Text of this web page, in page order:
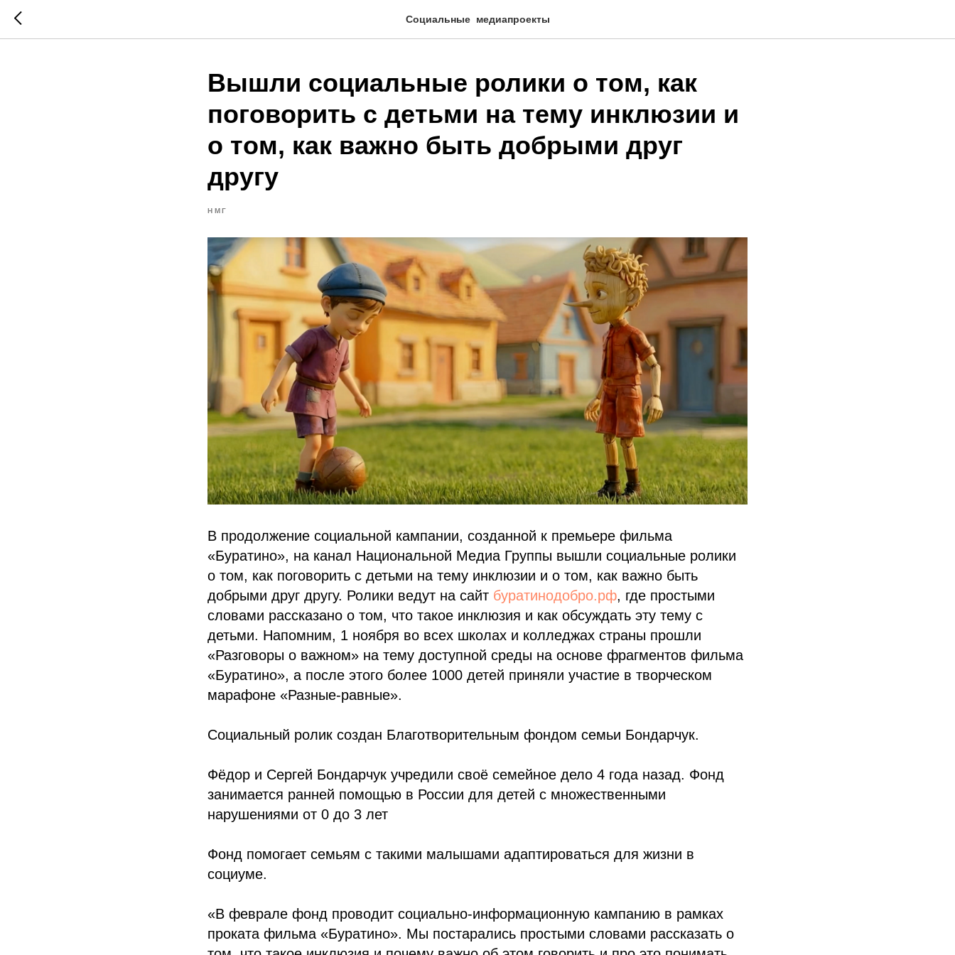
Социальные медиапроекты
Вышли социальные ролики о том, как
поговорить с детьми на тему инклюзии и
о том, как важно быть добрыми друг
другу
НМГ
В продолжение социальной кампании, созданной к премьере фильма
«Буратино», на канал Национальной Медиа Группы вышли социальные ролики
о том, как поговорить с детьми на тему инклюзии и о том, как важно быть
добрыми друг другу. Ролики ведут на сайт буратинодобро.рф, где простыми
словами рассказано о том, что такое инклюзия и как обсуждать эту тему с
детьми. Напомним, 1 ноября во всех школах и колледжах страны прошли
«Разговоры о важном» на тему доступной среды на основе фрагментов фильма
«Буратино», а после этого более 1000 детей приняли участие в творческом
марафоне «Разные-равные».
Социальный ролик создан Благотворительным фондом семьи Бондарчук.
Фёдор и Сергей Бондарчук учредили своë семейное дело 4 года назад. Фонд
занимается ранней помощью в России для детей с множественными
нарушениями от 0 до 3 лет
Фонд помогает семьям с такими малышами адаптироваться для жизни в
социуме.
«В феврале фонд проводит социально-информационную кампанию в рамках
проката фильма «Буратино». Мы постарались простыми словами рассказать о